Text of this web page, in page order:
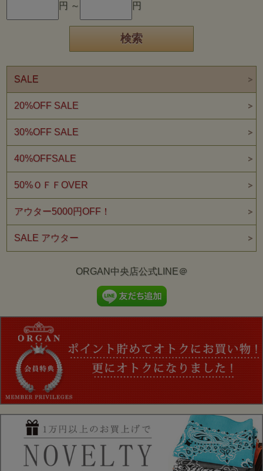
円 ～
円
SALE
20%OFF SALE
30%OFF SALE
40%OFFSALE
50%ＯＦＦOVER
アウター5000円OFF！
SALE アウター
ORGAN中央店公式LINE＠